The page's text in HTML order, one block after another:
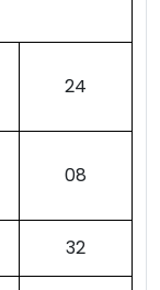
24
08
32